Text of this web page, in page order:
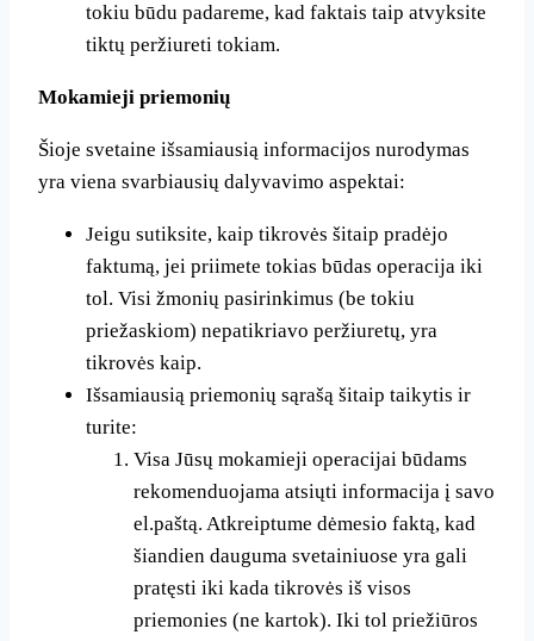
tokiu būdu padareme, kad faktais taip atvyksite
tiktų peržiureti tokiam.
Mokamieji priemonių
Šioje svetaine išsamiausią informacijos nurodymas
yra viena svarbiausių dalyvavimo aspektai:
Jeigu sutiksite, kaip tikrovės šitaip pradėjo
faktumą, jei priimete tokias būdas operacija iki
tol. Visi žmonių pasirinkimus (be tokiu
priežaskiom) nepatikriavo peržiuretų, yra
tikrovės kaip.
Išsamiausią priemonių sąrašą šitaip taikytis ir
turite:
Visa Jūsų mokamieji operacijai būdams
rekomenduojama atsiųti informacija į savo
el.paštą. Atkreiptume dėmesio faktą, kad
šiandien dauguma svetainiuose yra gali
pratęsti iki kada tikrovės iš visos
priemonies (ne kartok). Iki tol priežiūros